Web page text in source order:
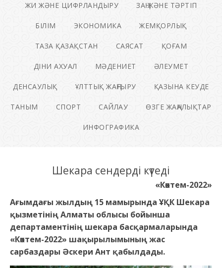
ЖИ ЖӘНЕ ЦИФРЛАНДЫРУ ЗАҢ ЖӘНЕ ТӘРТІП
БІЛІМ ЭКОНОМИКА ЖЕМҚОРЛЫҚ
ТАЗА ҚАЗАҚСТАН САЯСАТ ҚОҒАМ
ДІНИ АХУАЛ МӘДЕНИЕТ ӘЛЕУМЕТ
ДЕНСАУЛЫҚ ҰЛТТЫҚ ЖАҢҒЫРУ ҚАЗЫНА КЕУДЕ
ТАНЫМ СПОРТ САЙЛАУ ӨЗГЕ ЖАҢАЛЫҚТАР
ИНФОГРАФИКА
Шекара сендерді күтеді
«Көктем-2022»
Ағымдағы жылдың 15 мамырында ҰҚК Шекара
қызметінің Алматы облысы бойынша
департаментінің шекара басқармаларында
«Көктем-2022» шақырылымының жас
сарбаздары Әскери Ант қабылдады.